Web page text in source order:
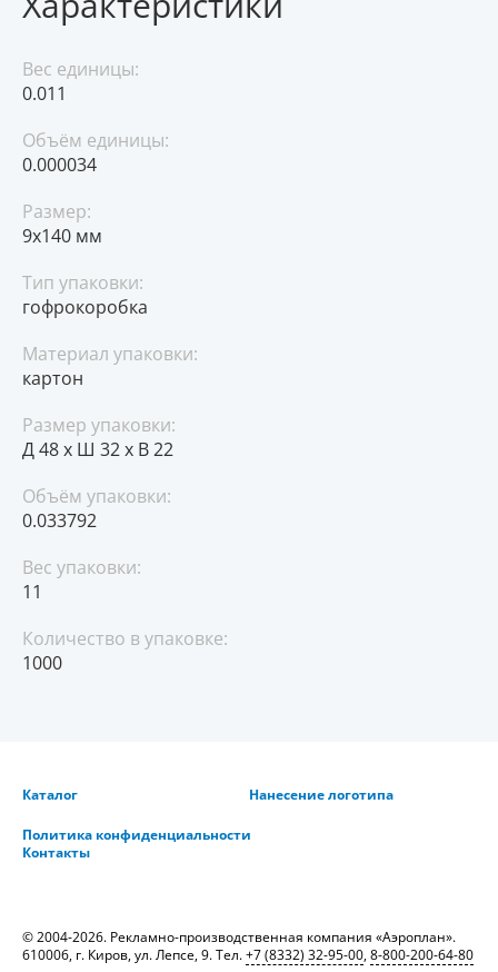
Вес единицы:
0.011
Объём единицы:
0.000034
Размер:
9х140 мм
Тип упаковки:
гофрокоробка
Материал упаковки:
картон
Размер упаковки:
Д 48 x Ш 32 x В 22
Объём упаковки:
0.033792
Вес упаковки:
11
Количество в упаковке:
1000
Каталог Нанесение логотипа
Политика конфиденциальности
Контакты
© 2004-2026. Рекламно-производственная компания «Аэроплан».
610006, г. Киров, ул. Лепсе, 9. Тел.+7 (8332) 32-95-00,8-800-200-64-80